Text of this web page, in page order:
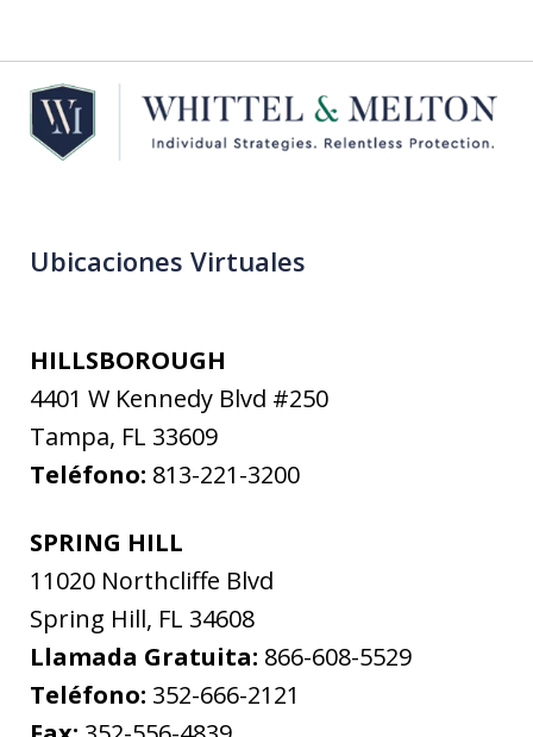
Ubicaciones Virtuales
HILLSBOROUGH
4401 W Kennedy Blvd #250
Tampa, FL 33609
Teléfono: 813-221-3200
SPRING HILL
11020 Northcliffe Blvd
Spring Hill, FL 34608
Llamada Gratuita: 866-608-5529
Teléfono: 352-666-2121